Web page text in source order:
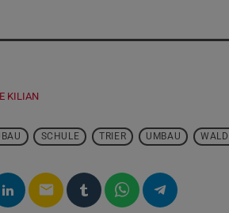
KILIAN
SCHULE TRIER UMBAU
email